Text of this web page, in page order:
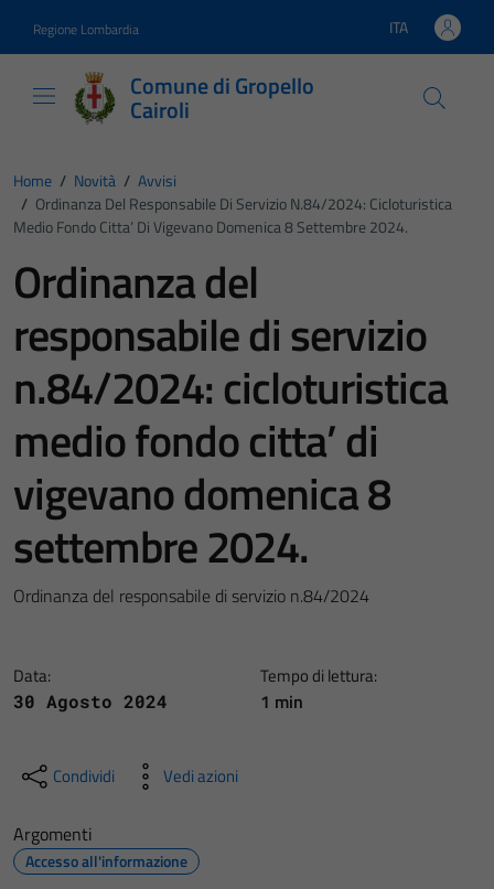
Regione Lombardia Lingua attiva:
ITA
Comune di Gropello
Cairoli
Home / Novità / Avvisi
/ Ordinanza Del Responsabile Di Servizio N.84/2024: Cicloturistica
Medio Fondo Citta’ Di Vigevano Domenica 8 Settembre 2024.
Ordinanza del
responsabile di servizio
n.84/2024: cicloturistica
medio fondo citta’ di
vigevano domenica 8
settembre 2024.
Ordinanza del responsabile di servizio n.84/2024
Data:
30 Agosto 2024
Tempo di lettura:
1 min
Condividi Vedi azioni
Argomenti
Accesso all'informazione